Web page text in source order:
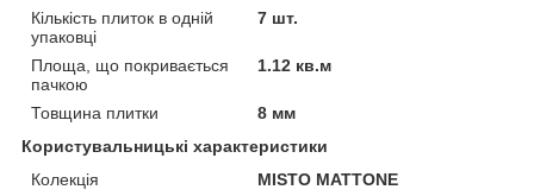
Кількість плиток в одній
упаковці
7 шт.
Площа, що покривається
пачкою
1.12 кв.м
Товщина плитки
8 мм
Користувальницькі характеристики
Колекція
MISTO MATTONE